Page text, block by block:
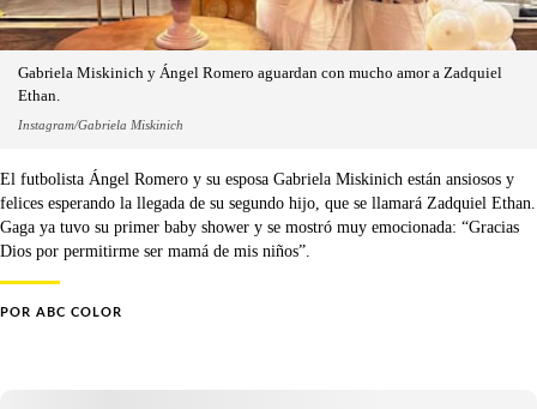
Gabriela Miskinich y Ángel Romero aguardan con mucho amor a Zadquiel
Ethan.
Instagram/Gabriela Miskinich
El futbolista Ángel Romero y su esposa Gabriela Miskinich están ansiosos y
felices esperando la llegada de su segundo hijo, que se llamará Zadquiel Ethan.
Gaga ya tuvo su primer baby shower y se mostró muy emocionada: “Gracias
Dios por permitirme ser mamá de mis niños”.
POR ABC COLOR